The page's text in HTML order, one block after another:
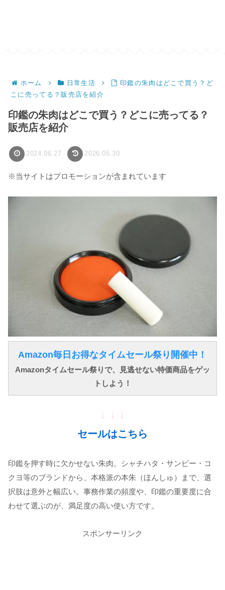
ホーム 日常生活
印鑑の朱肉はどこで買う？ど
こに売ってる？販売店を紹介
印鑑の朱肉はどこで買う？どこに売ってる？
販売店を紹介
2024.06.27 2026.05.30
※当サイトはプロモーションが含まれています
Amazon毎日お得なタイムセール祭り開催中！
Amazonタイムセール祭りで、見逃せない特価商品をゲッ
トしよう！
↓ ↓ ↓
セールはこちら
印鑑を押す時に欠かせない朱肉。シャチハタ・サンビー・コ
クヨ等のブランドから、本格派の本朱（ほんしゅ）まで、選
択肢は意外と幅広い。事務作業の頻度や、印鑑の重要度に合
わせて選ぶのが、満足度の高い使い方です。
スポンサーリンク